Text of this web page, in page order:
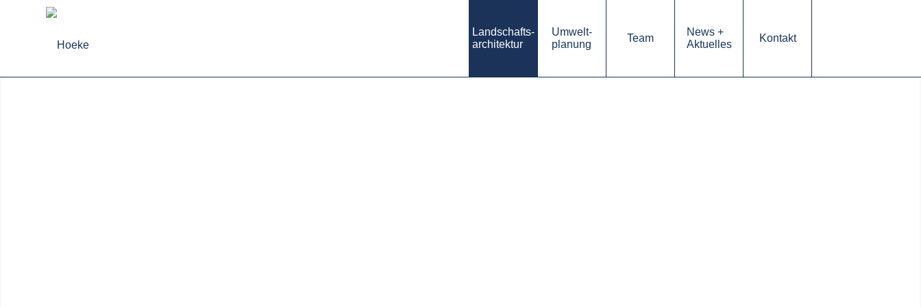
Landschafts-
architektur
Umwelt-
planung
Team
News +
Aktuelles
Kontakt